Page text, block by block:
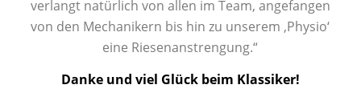
verlangt natürlich von allen im Team, angefangen
von den Mechanikern bis hin zu unserem ‚Physio‘
eine Riesenanstrengung.“
Danke und viel Glück beim Klassiker!